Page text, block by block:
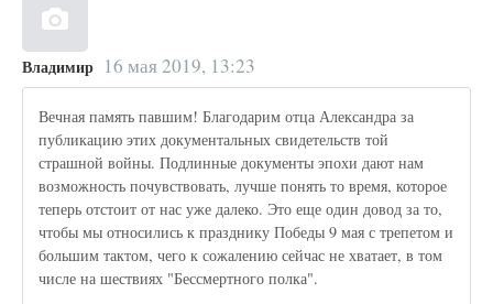
Владимир 16 мая 2019, 13:23
Вечная память павшим! Благодарим отца Александра за
публикацию этих документальных свидетельств той
страшной войны. Подлинные документы эпохи дают нам
возможность почувствовать, лучше понять то время, которое
теперь отстоит от нас уже далеко. Это еще один довод за то,
чтобы мы относились к празднику Победы 9 мая с трепетом и
большим тактом, чего к сожалению сейчас не хватает, в том
числе на шествиях "Бессмертного полка".